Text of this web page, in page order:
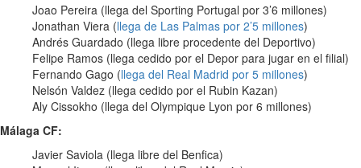
Joao Pereira (llega del Sporting Portugal por 3’6 millones)
Jonathan Viera (llega de Las Palmas por 2’5 millones)
Andrés Guardado (llega libre procedente del Deportivo)
Felipe Ramos (llega cedido por el Depor para jugar en el filial)
Fernando Gago (llega del Real Madrid por 5 millones)
Nelsón Valdez (llega cedido por el Rubin Kazan)
Aly Cissokho (llega del Olympique Lyon por 6 millones)
Málaga CF:
Javier Saviola (llega libre del Benfica)